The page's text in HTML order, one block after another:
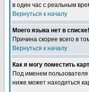
в один час с реальным
Вернуться к началу
Моего языка нет в списке!
Причина скорее всего в
Вернуться к началу
Как я могу поместить
Под именем
ниже может находиться